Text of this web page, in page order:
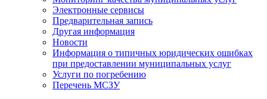
Электронные сервисы
Предварительная запись
Другая информация
Новости
Информация о типичных юридических ошибках
при предоставлении муниципальных услуг
Услуги по погребению
Перечень МСЗУ